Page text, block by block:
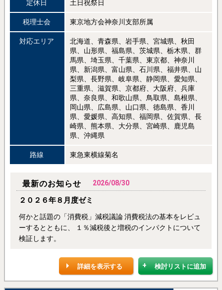
定休日 土日祝祭日
税理士会 東京地方会神奈川支部所属
対応エリア
北海道、青森県、岩手県、宮城県、秋田
県、山形県、福島県、茨城県、栃木県、群
馬県、埼玉県、千葉県、東京都、神奈川
県、新潟県、富山県、石川県、福井県、山
梨県、長野県、岐阜県、静岡県、愛知県、
三重県、滋賀県、京都府、大阪府、兵庫
県、奈良県、和歌山県、鳥取県、島根県、
岡山県、広島県、山口県、徳島県、香川
県、愛媛県、高知県、福岡県、佐賀県、長
崎県、熊本県、大分県、宮崎県、鹿児島
県、沖縄県
路線 東急東横線菊名
最新のお知らせ 2026/08/30
２０２６年８月度ゼミ
何かと話題の「消費税」減税議論 消費税法の基本をレビュ
ーするとともに、 １％減税後と増税のインパクトについて
検証します。
検討リストに追加
詳細を表示する